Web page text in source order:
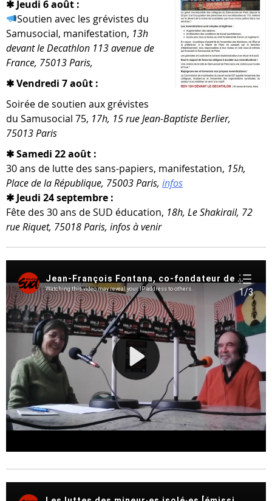
✱ Jeudi 6 août :
Soutien avec les gré­vistes du
Samusocial, mani­fes­ta­tion, 13h
devant le Decathlon 113 ave­nue de
France, 75013 Paris,
✱ Vendredi 7 août :
Soirée de sou­tien aux gré­vistes
du Samusocial 75, 17h, 15 rue Jean-​Baptiste Berlier,
75013 Paris
✱ Samedi 22 août :
30 ans de lutte des sans-​papiers, mani­fes­ta­tion, 15h,
Place de la République, 75003 Paris, infos
✱ Jeudi 24 septembre :
Fête des 30 ans de SUD édu­ca­tion, 18h, Le Shakirail, 72
rue Riquet, 75018 Paris, infos à venir